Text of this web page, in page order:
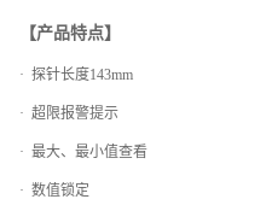
【产品特点】
· 探针长度143mm
· 超限报警提示
· 最大、最小值查看
· 数值锁定